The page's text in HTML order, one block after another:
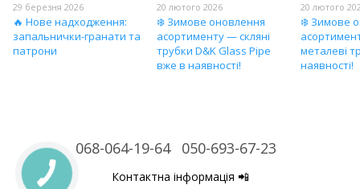
29 березня 2026
🔥 Нове надходження:
запальнички-гранати та
патрони
20 лютого 2026
❄️ Зимове оновлення
асортименту — скляні
трубки D&K Glass Pipe
вже в наявності!
20 лютого
❄️ Зимове
металеві
наявності!
068-064-19-64 050-693-67-23
Контактна інформація 📲